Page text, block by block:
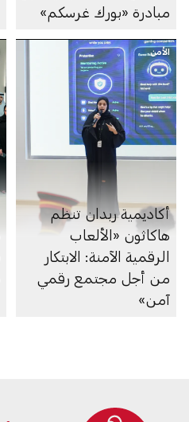
مبادرة «بورك غرسكم»
الأمن
أكاديمية ربدان تنظم
هاكاثون «الألعاب
الرقمية الآمنة: الابتكار
من أجل مجتمع رقمي
آمن»